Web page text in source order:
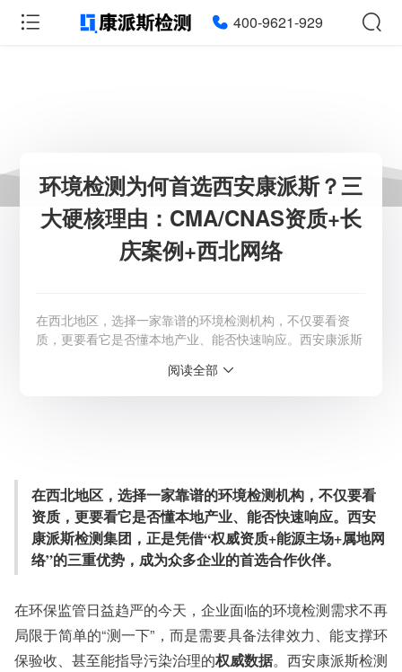
400-9621-929
环境检测为何首选西安康派斯？三
大硬核理由：CMA/CNAS资质+长
庆案例+西北网络
在西北地区，选择一家靠谱的环境检测机构，不仅要看资
质，更要看它是否懂本地产业、能否快速响应。西安康派斯
势，成为众多企业的首选合作伙伴。 在环保监管日益趋严
检测周期：5-7个工作日，可加急
相关资质：可提供CMA、CNAS检测报告
服务模式：快递寄样、现场取样、人工送样
服务对象：企事业单位、高等院校、科研院所
服务方向：采购销售、竞标投标、生产研发、科研数据、诊
检测标准：国家标准、行业标准、企业标准、地方标准、国
外标准、非标定制
阅读全部
在西北地区，选择一家靠谱的环境检测机构，不仅要看
资质，更要看它是否懂本地产业、能否快速响应。西安
康派斯检测集团，正是凭借“权威资质+能源主场+属地网
络”的三重优势，成为众多企业的首选合作伙伴。
在环保监管日益趋严的今天，企业面临的环境检测需求不再
局限于简单的“测一下”，而是需要具备法律效力、能支撑环
保验收、甚至能指导污染治理的权威数据。西安康派斯检测